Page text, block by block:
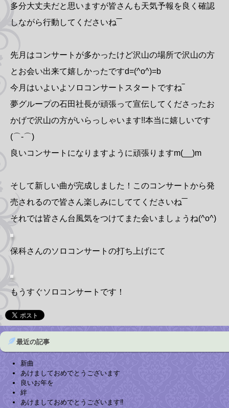
多分大丈夫だと思いますが皆さんも天気予報を良く確認
しながら行動してくださいね‾‾
先月はコンサートが多かったけど沢山の場所で沢山の方
とお会い出来て嬉しかったですd=(^o^)=b
今月はいよいよソロコンサートスタートですね‾
夢グループの石田社長が頑張って宣伝してくださったお
かげで沢山の方がいらっしゃいます!!本当に嬉しいです
(⌒‐⌒)
良いコンサートになりますように頑張りますm(__)m
そして新しい曲が完成しました！このコンサートから発
売されるので皆さん楽しみにしててくださいね‾‾
それでは皆さん台風気をつけてまた会いましょうね(^o^)
保科さんのソロコンサートの打ち上げにて
もうすぐソロコンサートです！
最近の記事
新曲
あけましておめでとうございます
良いお年を
絆
あけましておめでとうございます‼︎